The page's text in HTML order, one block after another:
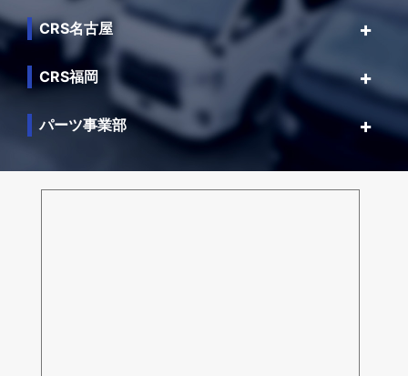
CRS名古屋
CRS福岡
パーツ事業部